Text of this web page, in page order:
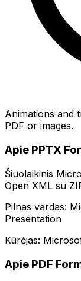
Animations and
PDF or images.
Apie PPTX
Šiuolaikinis
Open XML su
Pilnas vardas:
Presentation
Kūrėjas:
Apie PDF